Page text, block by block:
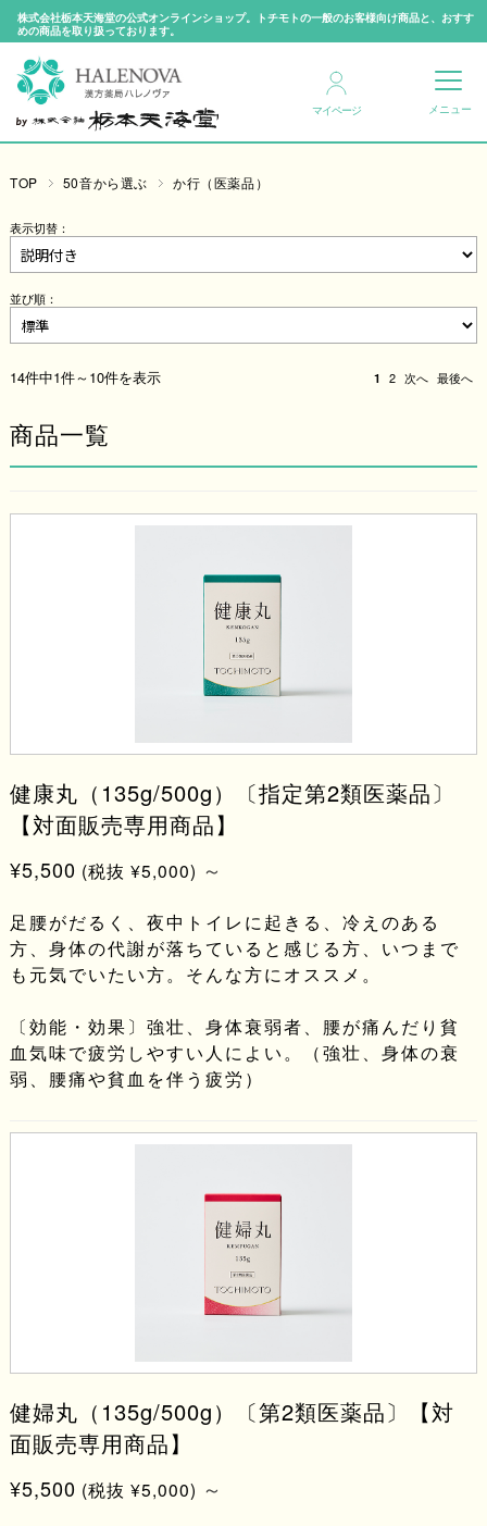
株式会社栃本天海堂の公式オンラインショップ。トチモトの一般のお客様向け商品と、おすす
めの商品を取り扱っております。
マイページ
TOP 50音から選ぶ か行（医薬品）
表示切替：
並び順：
14件中1件～10件を表示 1 2 次へ 最後へ
商品一覧
健康丸（135g/500g）〔指定第2類医薬品〕
【対面販売専用商品】
¥5,500 (税抜 ¥5,000) ～
足腰がだるく、夜中トイレに起きる、冷えのある
方、身体の代謝が落ちていると感じる方、いつまで
も元気でいたい方。そんな方にオススメ。
〔効能・効果〕強壮、身体衰弱者、腰が痛んだり貧
血気味で疲労しやすい人によい。（強壮、身体の衰
弱、腰痛や貧血を伴う疲労）
健婦丸（135g/500g）〔第2類医薬品〕【対
面販売専用商品】
¥5,500 (税抜 ¥5,000) ～